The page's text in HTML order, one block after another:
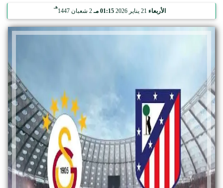
الأربعاء 21 يناير 2026 01:15 مـ 2 شعبان 1447
هـ